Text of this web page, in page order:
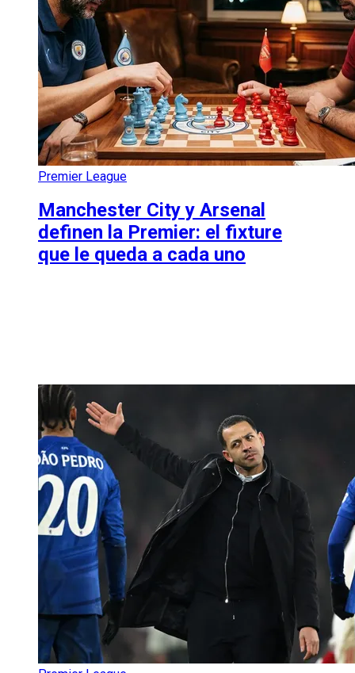
Premier League
Manchester City y Arsenal
definen la Premier: el fixture
que le queda a cada uno